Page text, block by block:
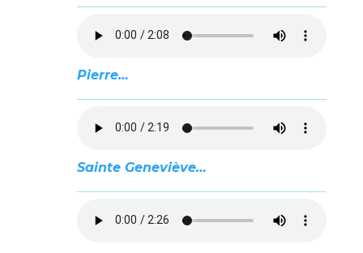
Pierre…
Sainte Geneviève…